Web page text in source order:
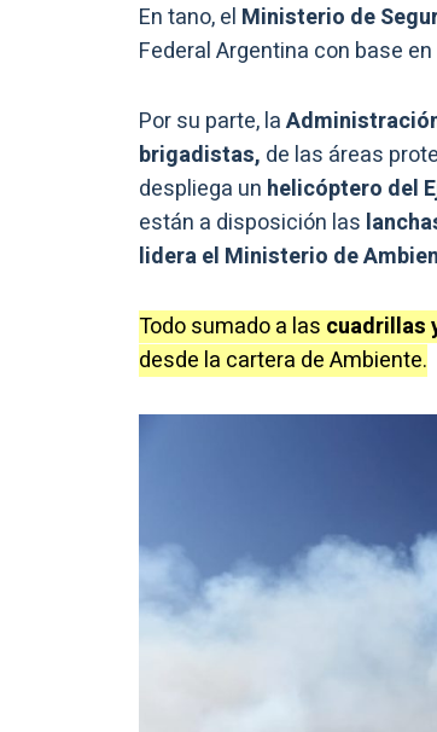
En tano, el Ministerio de
Federal Argentina con base
Por su parte, la
brigadistas, de las áreas
despliega un helicóptero del
están a disposición las
lidera el Ministerio de
Todo sumado a las cuadrillas
desde la cartera de Ambiente.